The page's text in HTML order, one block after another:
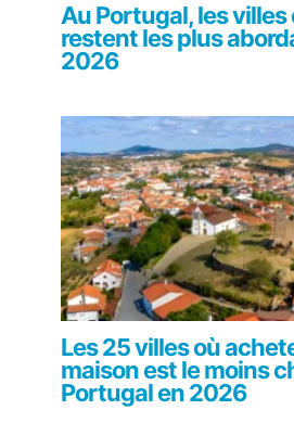
Au Portugal, les villes
restent les plus
2026
Les 25 villes où
maison est le moins
Portugal en 2026